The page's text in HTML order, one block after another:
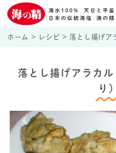
ホーム > レシピ > 落とし揚げア
落とし揚げアラカ
り）